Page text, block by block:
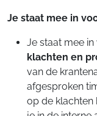
Je staat mee in
Je staat mee
klachten en
van de
afgesproken
op de klachten